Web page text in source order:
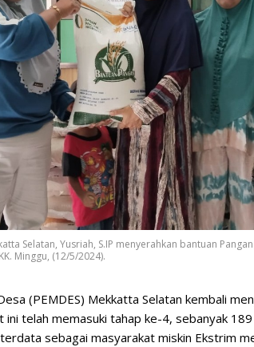
Selatan, Yusriah, S.IP menyerahkan bantuan
Minggu, (12/5/2024).
(PEMDES) Mekkatta Selatan kembali
ini telah memasuki tahap ke-4, sebanyak
sebagai masyarakat miskin Ekstrim